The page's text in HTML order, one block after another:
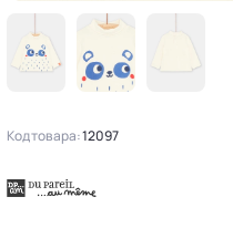
Код товара:12097